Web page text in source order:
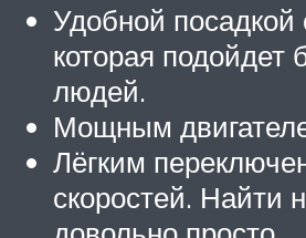
Удобной посадкой
которая подойдет
людей.
Мощным
Лёгким
скоростей. Найти